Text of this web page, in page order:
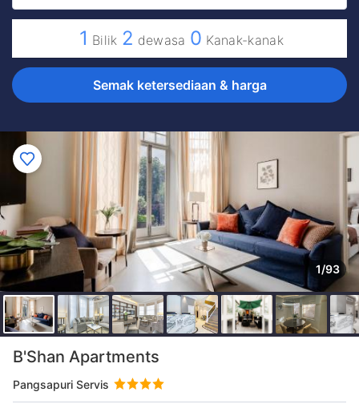
1 Bilik 2 dewasa 0 Kanak-kanak
Semak ketersediaan & harga
1/93
B'Shan Apartments
Pangsapuri Servis